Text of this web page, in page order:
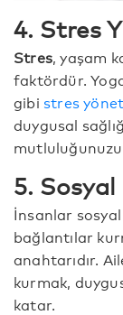
4. Stres
Stres , yaşam
faktördür.
gibi stres
duygusal
mutluluğunuzu
5.
İnsanlar sosyal
bağlantılar
anahtarıdır.
kurmak,
katar.